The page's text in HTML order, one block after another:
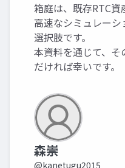
箱庭は、既存RTC資
高速なシミュレー
選択肢です。
本資料を通じて、
だければ幸いです。
森崇
@kanetugu2015